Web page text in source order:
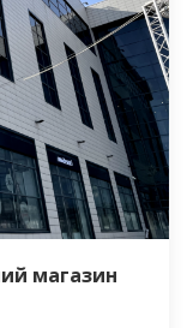
магазин